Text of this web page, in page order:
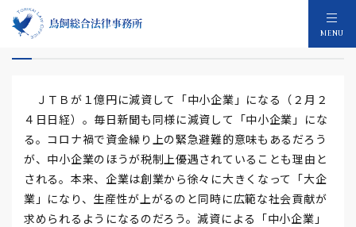
MENU
減資して中小企業になる
ＪＴＢが１億円に減資して「中小企業」になる（２月２
４日日経）。毎日新聞も同様に減資して「中小企業」にな
る。コロナ禍で資金繰り上の緊急避難的意味もあるだろう
が、中小企業のほうが税制上優遇されていることも理由と
される。本来、企業は創業から徐々に大きくなって「大企
業」になり、生産性が上がるのと同時に広範な社会貢献が
求められるようになるのだろう。減資による「中小企業」